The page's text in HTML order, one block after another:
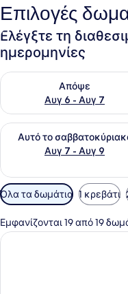
Επιλογές
Ελέγξτε τη
ημερομηνίες
Απόψε
Αυγ 6 - Αυγ 7
Έλεγχος
Αυτό το
Αυγ 7 - Αυγ 9
Έλεγχος
Διαθέσιμα
φίλτρα
για
τα
Όλα τα δωμάτια 1 κρεβάτι
Εμφανίζονται 19 από 19